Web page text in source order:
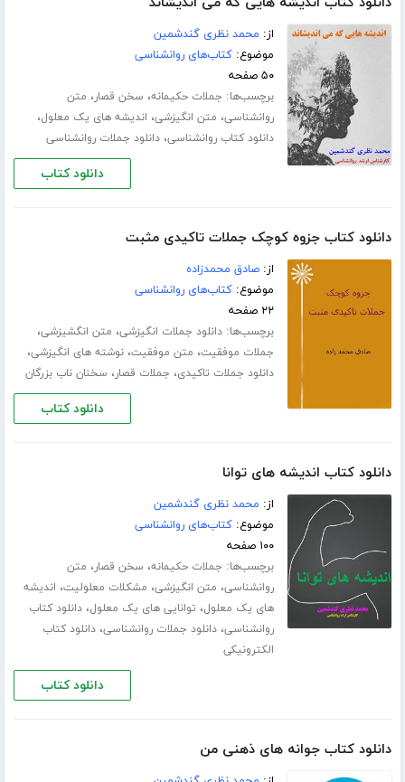
از: محمد نظری گندشمین
موضوع:کتاب‌های روانشناسی
۵۰ صفحه
برچسب‌ها: جملات حکیمانه، سخن قصار، متن
روانشناسی، متن انگیزشی، اندیشه های یک معلول،
دانلود کتاب روانشناسی،دانلود جملات روانشناسی
دانلود کتاب
دانلود کتاب جزوه کوچک جملات تاکیدی مثبت
از:صادق محمدزاده
موضوع:کتاب‌های روانشناسی
۲۲ صفحه
برچسب‌ها:دانلود جملات انگیزشی، متن انگشیزشی،
جملات موفقیت، متن موفقیت،نوشته های انگیزشی،
دانلود جملات تاکیدی، جملات قصار، سخنان ناب بزرگان
دانلود کتاب
دانلود کتاب اندیشه های توانا
از: محمد نظری گندشمین
موضوع:کتاب‌های روانشناسی
۱۰۰ صفحه
برچسب‌ها: جملات حکیمانه، سخن قصار، متن
روانشناسی، متن انگیزشی، مشکلات معلولیت، اندیشه
های یک معلول، توانایی های یک معلول،دانلود کتاب
روانشناسی،دانلود جملات روانشناسی،دانلود کتاب
الکترونیکی
دانلود کتاب
دانلود کتاب جوانه های ذهنی من